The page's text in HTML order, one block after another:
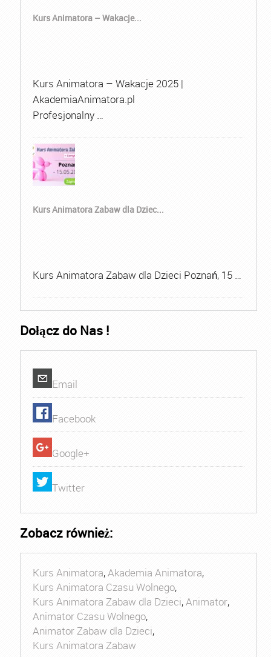
Kurs Animatora – Wakacje...
Kurs Animatora – Wakacje 2025 |
AkademiaAnimatora.pl
Profesjonalny …
Kurs Animatora Zabaw dla Dziec...
Kurs Animatora Zabaw dla Dzieci Poznań, 15 …
Dołącz do Nas !
Email
Facebook
Google+
Twitter
Zobacz również:
Kurs Animatora,Akademia Animatora,
Kurs Animatora Czasu Wolnego,
Kurs Animatora Zabaw dla Dzieci,Animator,
Animator Czasu Wolnego,
Animator Zabaw dla Dzieci,
Kurs Animatora Zabaw